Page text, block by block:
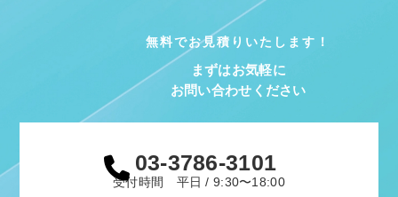
無料でお見積りいたします！
まずはお気軽に
お問い合わせください
03-3786-3101
受付時間 平日 / 9:30〜18:00